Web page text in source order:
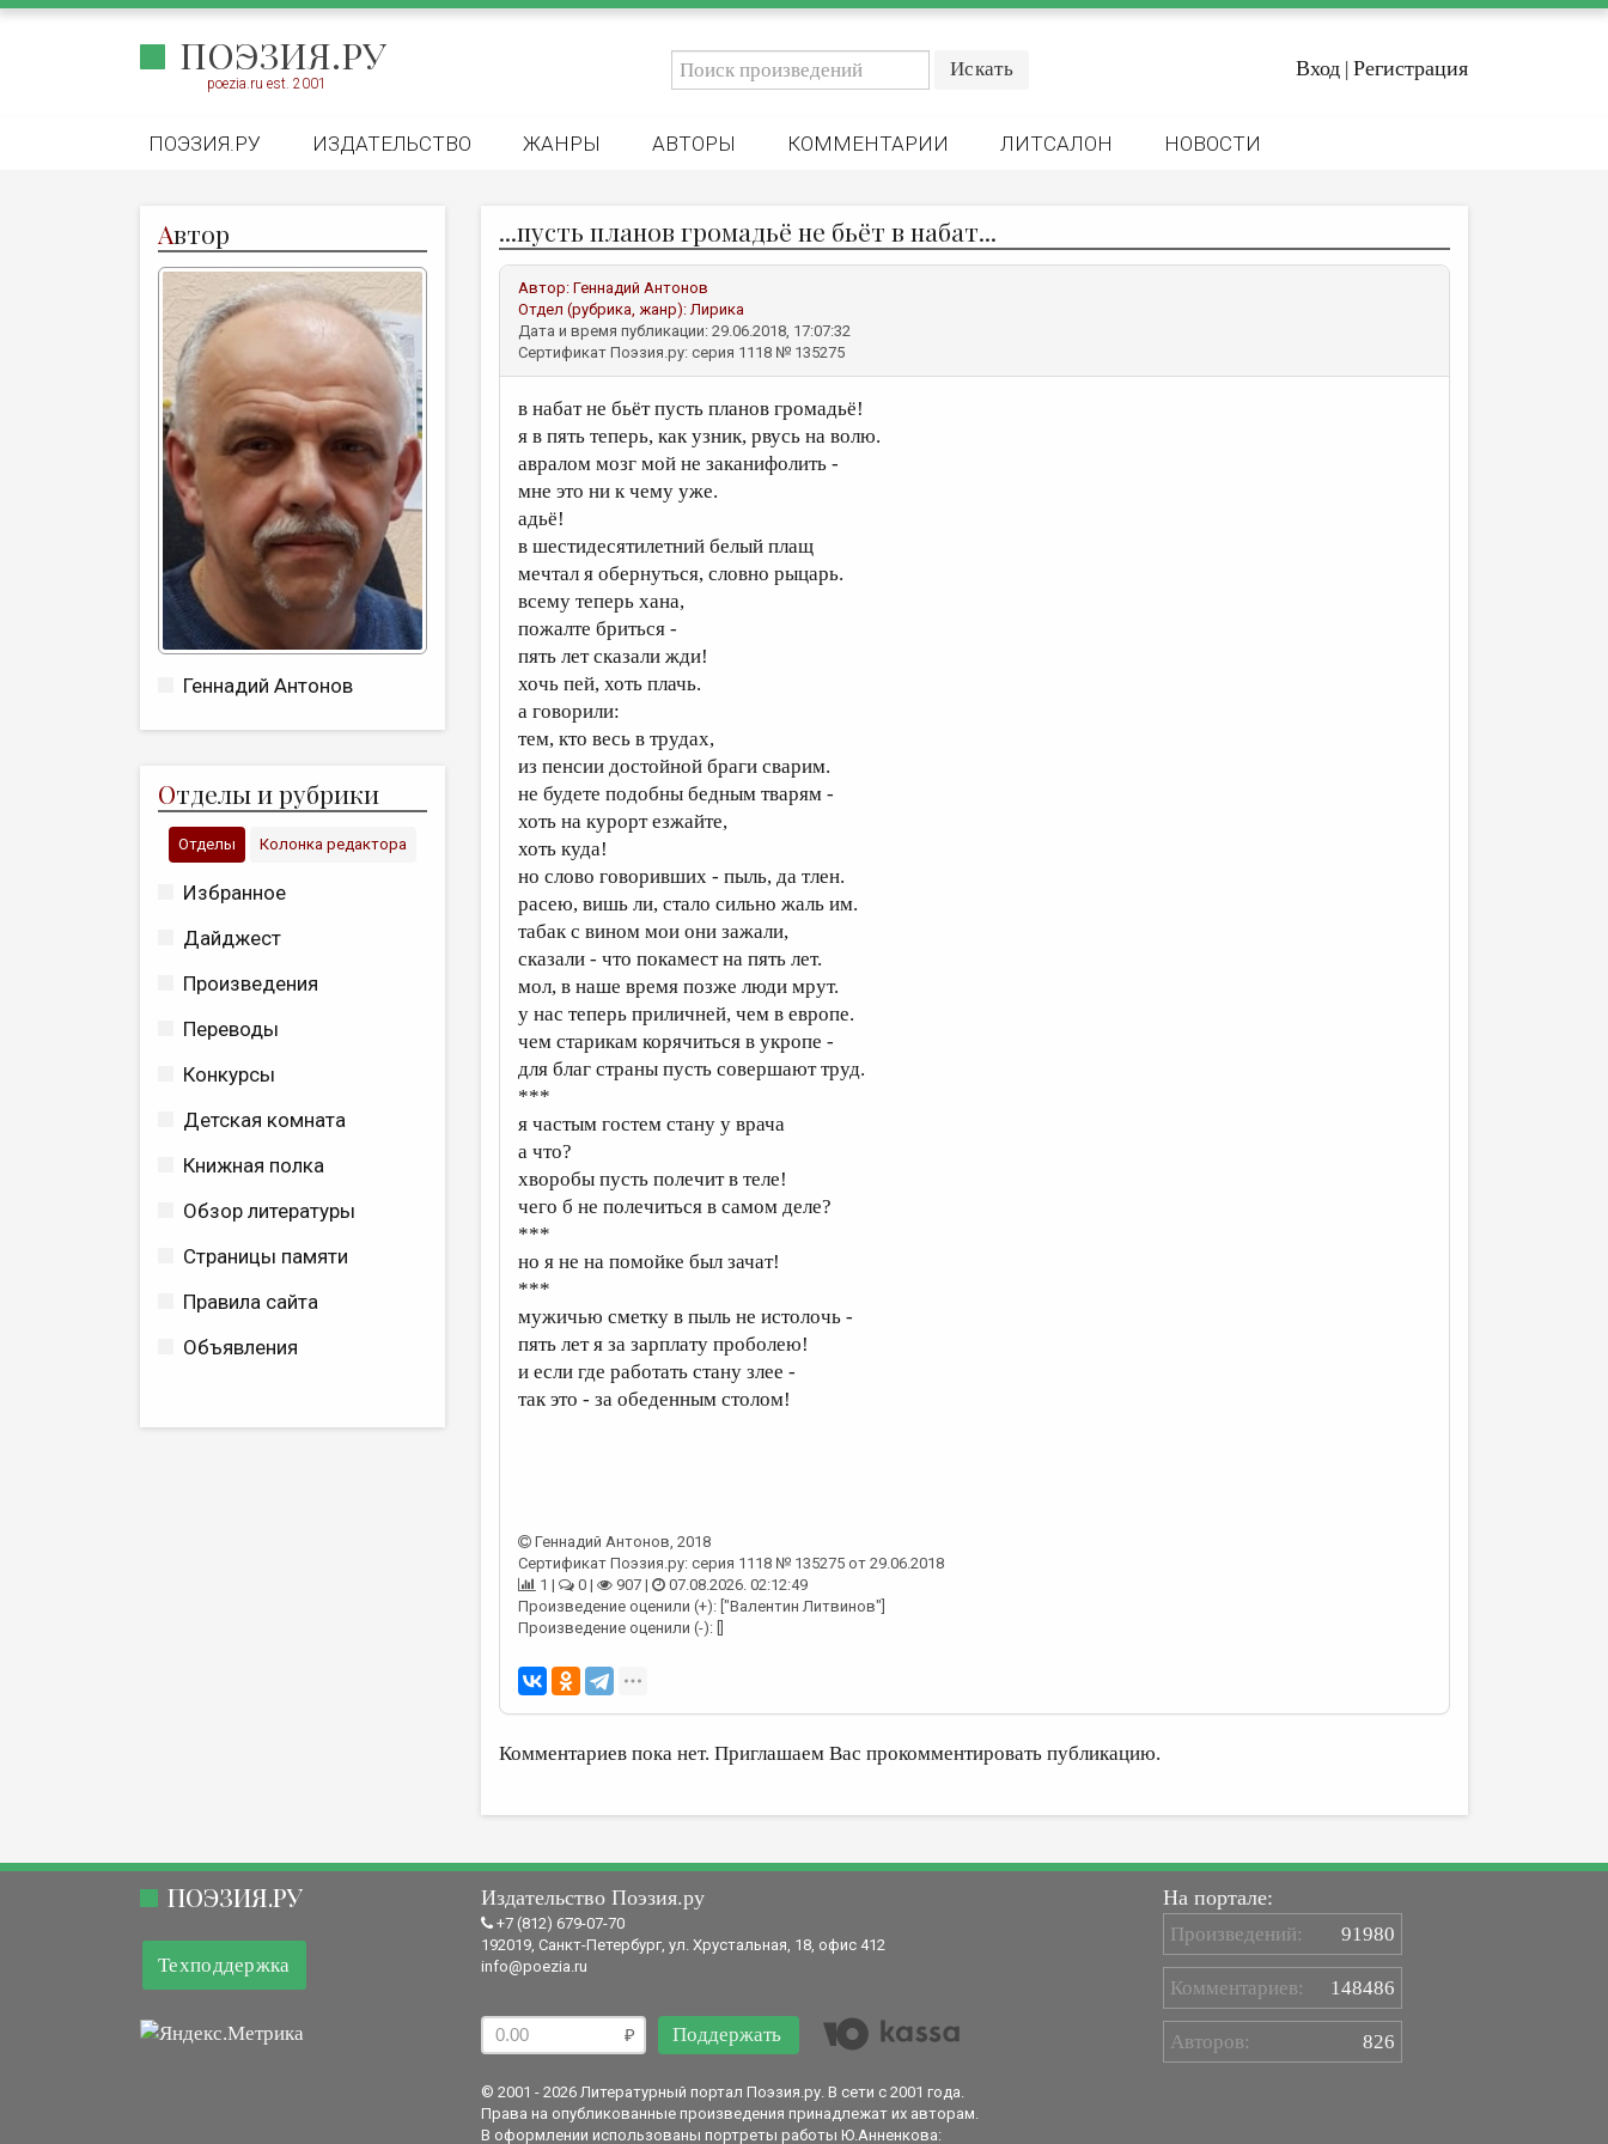
ПОЭЗИЯ.РУ
poezia.ru est. 2001
Вход | Регистрация
ПОЭЗИЯ.РУ ИЗДАТЕЛЬСТВО ЖАНРЫ АВТОРЫ КОММЕНТАРИИ ЛИТСАЛОН НОВОСТИ
Автор
Геннадий Антонов
Отделы и рубрики
Отделы Колонка редактора
Избранное
Дайджест
Произведения
Переводы
Конкурсы
Детская комната
Книжная полка
Обзор литературы
Страницы памяти
Правила сайта
Объявления
...пусть планов громадьё не бьёт в набат...
Автор: Геннадий Антонов
Отдел (рубрика, жанр):Лирика
Дата и время публикации: 29.06.2018, 17:07:32
Сертификат Поэзия.ру: серия 1118 № 135275
в набат не бьёт пусть планов громадьё!
я в пять теперь, как узник, рвусь на волю.
авралом мозг мой не заканифолить -
мне это ни к чему уже.
адьё!
в шестидесятилетний белый плащ
мечтал я обернуться, словно рыцарь.
всему теперь хана,
пожалте бриться -
пять лет сказали жди!
хочь пей, хоть плачь.
а говорили:
тем, кто весь в трудах,
из пенсии достойной браги сварим.
не будете подобны бедным тварям -
хоть на курорт езжайте,
хоть куда!
но слово говоривших - пыль, да тлен.
расею, вишь ли, стало сильно жаль им.
табак с вином мои они зажали,
сказали - что покамест на пять лет.
мол, в наше время позже люди мрут.
у нас теперь приличней, чем в европе.
чем старикам корячиться в укропе -
для благ страны пусть совершают труд.
***
я частым гостем стану у врача
а что?
хворобы пусть полечит в теле!
чего б не полечиться в самом деле?
***
но я не на помойке был зачат!
***
мужичью сметку в пыль не истолочь -
пять лет я за зарплату проболею!
и если где работать стану злее -
так это - за обеденным столом!
Геннадий Антонов, 2018
Сертификат Поэзия.ру: серия 1118 № 135275 от 29.06.2018
1 |
0 | 907 |
07.08.2026. 02:12:49
Произведение оценили (+): ["Валентин Литвинов"]
Произведение оценили (-): []
Комментариев пока нет. Приглашаем Вас прокомментировать публикацию.
ПОЭЗИЯ.РУ
Техподдержка
Издательство Поэзия.ру
+7 (812) 679-07-70
192019, Санкт-Петербург, ул. Хрустальная, 18, офис 412
info@poezia.ru
Поддержать
© 2001 - 2026 Литературный портал Поэзия.ру. В сети с 2001 года.
Права на опубликованные произведения принадлежат их авторам.
В оформлении использованы портреты работы Ю.Анненкова:
На портале:
Произведений: 91980
Комментариев: 148486
Авторов: 826